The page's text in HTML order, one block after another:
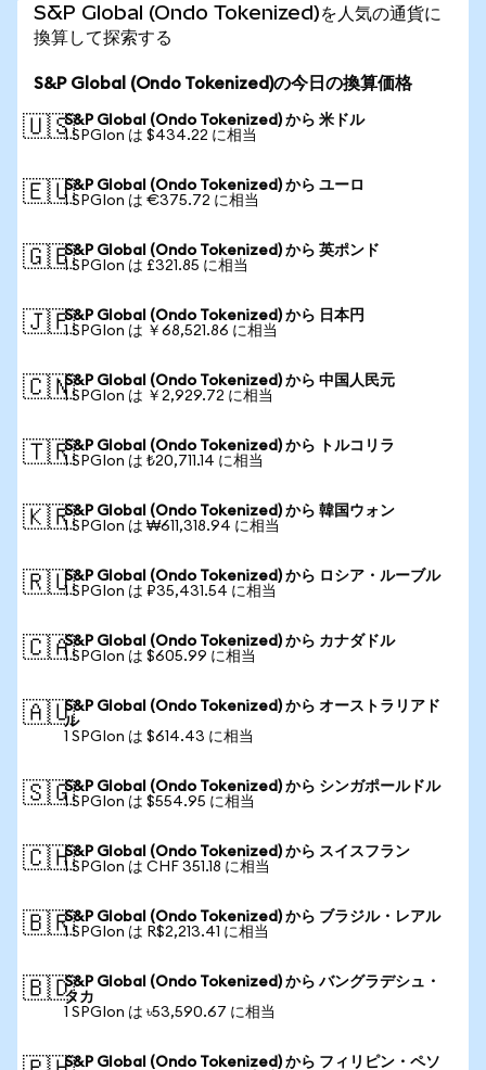
S&P Global (Ondo Tokenized)を人気の通貨に
換算して探索する
S&P Global (Ondo Tokenized)の今日の換算価格
🇺🇸S&P Global (Ondo Tokenized) から 米ドル
1 SPGIon は $434.22 に相当
🇪🇺S&P Global (Ondo Tokenized) から ユーロ
1 SPGIon は €375.72 に相当
🇬🇧S&P Global (Ondo Tokenized) から 英ポンド
1 SPGIon は £321.85 に相当
🇯🇵S&P Global (Ondo Tokenized) から 日本円
1 SPGIon は ￥68,521.86 に相当
🇨🇳S&P Global (Ondo Tokenized) から 中国人民元
1 SPGIon は ￥2,929.72 に相当
🇹🇷S&P Global (Ondo Tokenized) から トルコリラ
1 SPGIon は ₺20,711.14 に相当
🇰🇷S&P Global (Ondo Tokenized) から 韓国ウォン
1 SPGIon は ₩611,318.94 に相当
🇷🇺S&P Global (Ondo Tokenized) から ロシア・ルーブル
1 SPGIon は ₽35,431.54 に相当
🇨🇦S&P Global (Ondo Tokenized) から カナダドル
1 SPGIon は $605.99 に相当
🇦🇺S&P Global (Ondo Tokenized) から オーストラリアド
ル
1 SPGIon は $614.43 に相当
🇸🇬S&P Global (Ondo Tokenized) から シンガポールドル
1 SPGIon は $554.95 に相当
🇨🇭S&P Global (Ondo Tokenized) から スイスフラン
1 SPGIon は CHF 351.18 に相当
🇧🇷S&P Global (Ondo Tokenized) から ブラジル・レアル
1 SPGIon は R$2,213.41 に相当
🇧🇩S&P Global (Ondo Tokenized) から バングラデシュ・
タカ
1 SPGIon は ৳53,590.67 に相当
S&P Global (Ondo Tokenized) から フィリピン・ペソ